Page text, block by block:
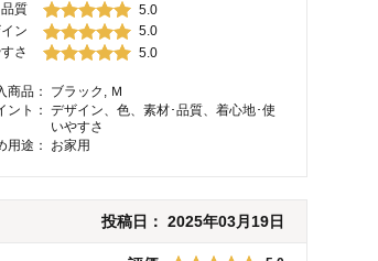
品質
5.0
ン
5.0
さ
5.0
商品：
ブラック, Ｍ
ント： デザイン、色、素材･品質、着心地･使
いやすさ
用途：
お家用
投稿日： 2025年03月19日